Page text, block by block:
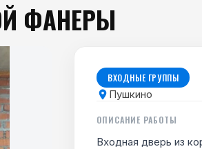
ФАНЕРЫ
ВХОДНЫЕ ГРУППЫ
Пушкино
ОПИСАНИЕ РАБОТЫ
Входная дверь из